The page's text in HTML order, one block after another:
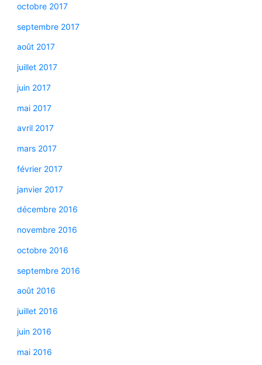
octobre 2017
septembre 2017
août 2017
juillet 2017
juin 2017
mai 2017
avril 2017
mars 2017
février 2017
janvier 2017
décembre 2016
novembre 2016
octobre 2016
septembre 2016
août 2016
juillet 2016
juin 2016
mai 2016